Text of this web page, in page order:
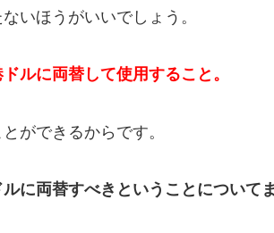
いほうがいいでしょう。
ルに両替して使用すること。
ができるからです。
に両替すべき ということについて